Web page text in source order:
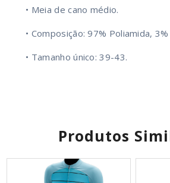
• Meia de cano médio.
• Composição: 97% Poliamida,
• Tamanho único: 39-43.
Produtos